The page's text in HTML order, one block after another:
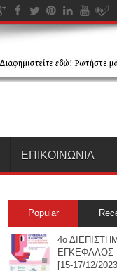
ΕΠΙΚΟΙΝΩΝΙΑ
Popular
4ο
ΕΓΚΕΦΑΛΟΣ
[15-17/12/